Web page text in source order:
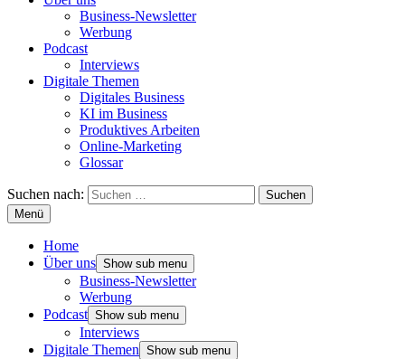
Business-Newsletter
Werbung
Podcast
Interviews
Digitale Themen
Digitales Business
KI im Business
Produktives Arbeiten
Online-Marketing
Glossar
Suchen nach:
Menü
Home
Über uns Show sub menu
Business-Newsletter
Werbung
Podcast Show sub menu
Interviews
Digitale Themen Show sub menu